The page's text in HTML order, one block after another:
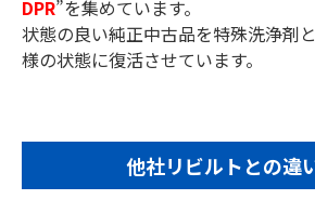
DPR”を集めています。
状態の良い純正中古品を特殊洗浄剤
様の状態に復活させています。
他社リビルトとの違